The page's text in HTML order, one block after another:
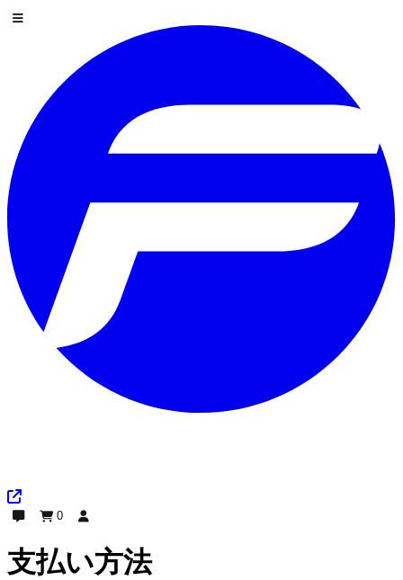
コンテンツにスキップ
0
支払い方法